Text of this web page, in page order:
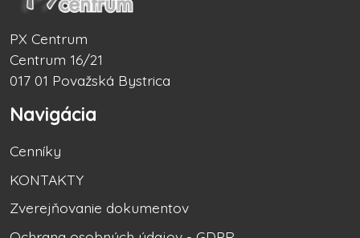
PX Centrum
Centrum 16/21
017 01 Považská Bystrica
Navigácia
Cenníky
KONTAKTY
Zverejňovanie dokumentov